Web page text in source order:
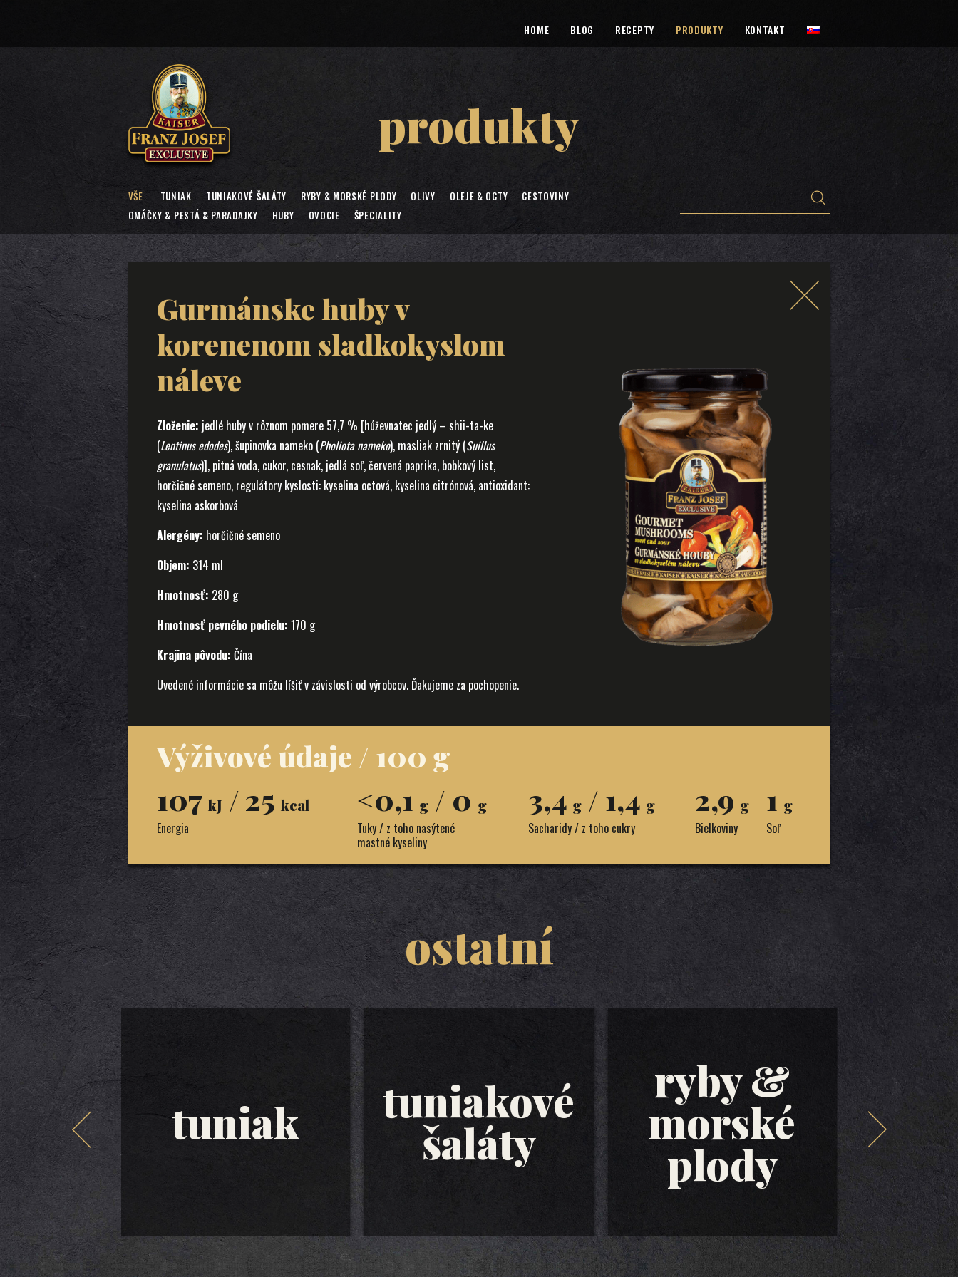
HOME BLOG RECEPTY PRODUKTY KONTAKT
produkty
VŠE TUNIAK TUNIAKOVÉ ŠALÁTY RYBY & MORSKÉ PLODY OLIVY OLEJE & OCTY
CESTOVINY
OMÁČKY & PESTÁ & PARADAJKY
HUBY OVOCIE ŠPECIALITY
Gurmánske huby v
korenenom sladkokyslom
náleve
Zloženie: jedlé huby v rôznom pomere 57,7 % [húževnatec jedlý – shii-ta-ke
(Lentinus edodes), šupinovka nameko (Pholiota nameko), masliak zrnitý (Suillus
granulatus)], pitná voda, cukor, cesnak, jedlá soľ, červená paprika, bobkový list,
horčičné semeno, regulátory kyslosti: kyselina octová, kyselina citrónová, antioxidant:
kyselina askorbová
Alergény: horčičné semeno
Objem: 314 ml
Hmotnosť: 280 g
Hmotnosť pevného podielu: 170 g
Krajina pôvodu: Čína
Uvedené informácie sa môžu líšiť v závislosti od výrobcov. Ďakujeme za pochopenie.
Výživové údaje / 100 g
107 kJ / 25 kcal
Energia
<0,1 g/ 0 g
Tuky / z toho nasýtené
mastné kyseliny
3,4 g/ 1,4 g
Sacharidy / z toho cukry
2,9 g
Bielkoviny
1 g
Soľ
ostatní
tuniak tuniakové
šaláty
ryby &
morské
plody